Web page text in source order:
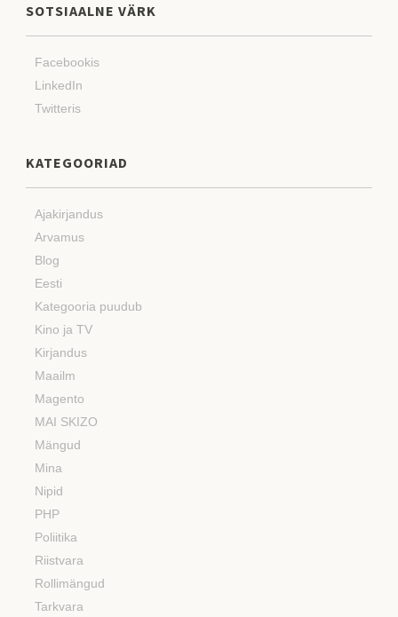
SOTSIAALNE VÄRK
Facebookis
LinkedIn
Twitteris
KATEGOORIAD
Ajakirjandus
Arvamus
Blog
Eesti
Kategooria puudub
Kino ja TV
Kirjandus
Maailm
Magento
MAI SKIZO
Mängud
Mina
Nipid
PHP
Poliitika
Riistvara
Rollimängud
Tarkvara